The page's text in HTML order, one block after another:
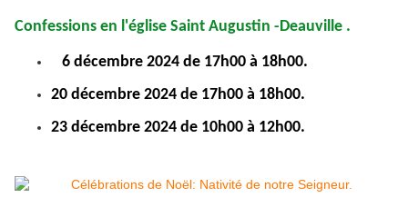
Confessions en l'église Saint Augustin -Deauville .
6 décembre 2024 de 17h00 à 18h00.
20 décembre 2024 de 17h00 à 18h00.
23 décembre 2024 de 10h00 à 12h00.